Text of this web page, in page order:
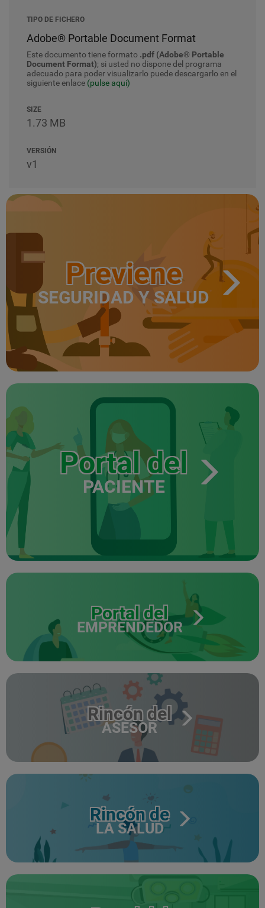
TIPO DE FICHERO
Adobe® Portable Document Format
Este documento tiene formato .pdf (Adobe® Portable
Document Format); si usted no dispone del programa
adecuado para poder visualizarlo puede descargarlo en el
siguiente enlace (pulse aquí)
SIZE
1.73 MB
VERSIÓN
v1
Previene
SEGURIDAD Y SALUD
Portal del
PACIENTE
Portal del
EMPRENDEDOR
Rincón del
ASESOR
Rincón de
LA SALUD